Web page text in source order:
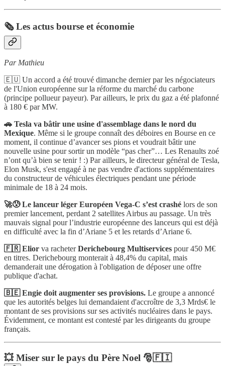
🗞️ Les actus bourse et économie
Par Mathieu
🇪🇺 Un accord a été trouvé dimanche dernier par les négociateurs
de l'Union européenne sur la réforme du marché du carbone
(principe pollueur payeur). Par ailleurs, le prix du gaz a été plafonné
à 180 € par MW.
🚗 Tesla va bâtir une usine d'assemblage dans le nord du
Mexique. Même si le groupe connaît des déboires en Bourse en ce
moment, il continue d’avancer ses pions et voudrait bâtir une
nouvelle usine pour sortir un modèle “pas cher”… Les Renaults zoé
n’ont qu’à bien se tenir ! :) Par ailleurs, le directeur général de Tesla,
Elon Musk, s'est engagé à ne pas vendre d'actions supplémentaires
du constructeur de véhicules électriques pendant une période
minimale de 18 à 24 mois.
🚀😰 Le lanceur léger Européen Vega-C s’est crashé lors de son
premier lancement, perdant 2 satellites Airbus au passage. Un très
mauvais signal pour l’industrie européenne des lanceurs qui est déjà
en difficulté avec la fin d’Ariane 5 et les retards d’Ariane 6.
🇫🇷 Elior va racheterDerichebourg Multiservices pour 450 M€
en titres. Derichebourg monterait à 48,4% du capital, mais
demanderait une dérogation à l'obligation de déposer une offre
publique d'achat.
🇧🇪 Engie doit augmenter ses provisions. Le groupe a annoncé
que les autorités belges lui demandaient d'accroître de 3,3 Mrds€ le
montant de ses provisions sur ses activités nucléaires dans le pays.
Évidemment, ce montant est contesté par les dirigeants du groupe
français.
💥 Miser sur le pays du Père Noel 🎅🇫🇮